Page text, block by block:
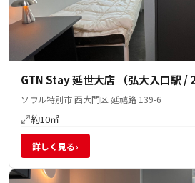
GTN Stay 延世大店 （弘大入口駅 /
ソウル特別市 西大門区 延禧路 139-6
約10㎡
詳しく見る›